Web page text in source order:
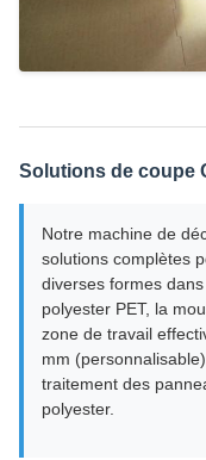
Solutions de coupe
Notre machine de
solutions complètes
diverses formes
polyester PET, la
zone de travail
mm
traitement des
polyester.